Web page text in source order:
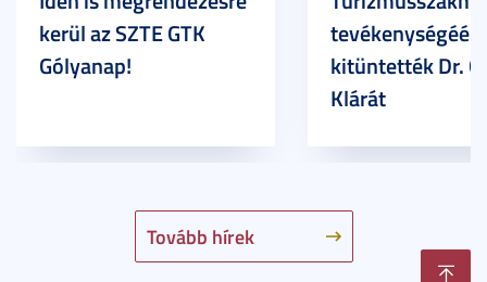
Tovább hírek
kerül az SZTE GTK
Gólyanap!
tevékenységéért
kitüntették Dr.
Klárát